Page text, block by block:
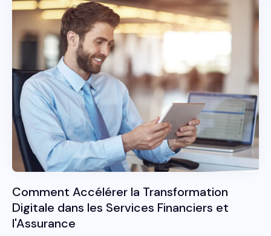
Comment Accélérer la Transformation
Digitale dans les Services Financiers et
l'Assurance